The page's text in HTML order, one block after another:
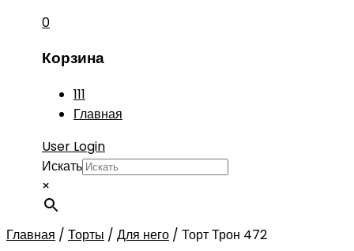
0
Корзина
111
Главная
User Login
Искать
×
Главная / Торты / Для него / Торт Трон 472